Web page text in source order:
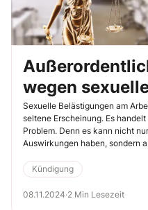
wegen
wirksam
Sexuelle Belästigungen am
seltene Erscheinung. Es
Problem. Denn es kann nicht
Auswirkungen haben, sondern
Gleichbehandlungsgesetz der
festgeschrieben worden.
Arbeitsumgebung zu schaffen.
Kündigung
08.11.2024·2 Min Lesezeit